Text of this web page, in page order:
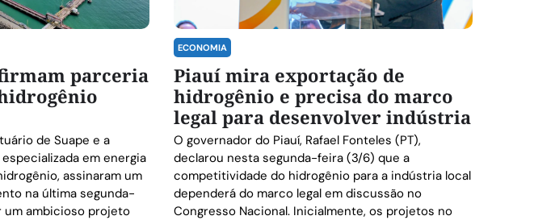
parceria
de Suape e a
em energia
assinaram um
na última segunda-
um ambicioso projeto
ECONOMIA
Piauí mira exportação de
hidrogênio e precisa do marco
legal para desenvolver indústria
O governador do Piauí, Rafael Fonteles (PT),
declarou nesta segunda-feira (3/6) que a
competitividade do hidrogênio para a indústria local
dependerá do marco legal em discussão no
Congresso Nacional. Inicialmente, os projetos no